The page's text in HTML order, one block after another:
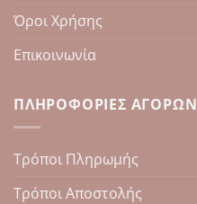
Όροι Χρήσης
Επικοινωνία
ΠΛΗΡΟΦΟΡΊΕΣ ΑΓΟΡΏΝ
Τρόποι Πληρωμής
Τρόποι Αποστολής